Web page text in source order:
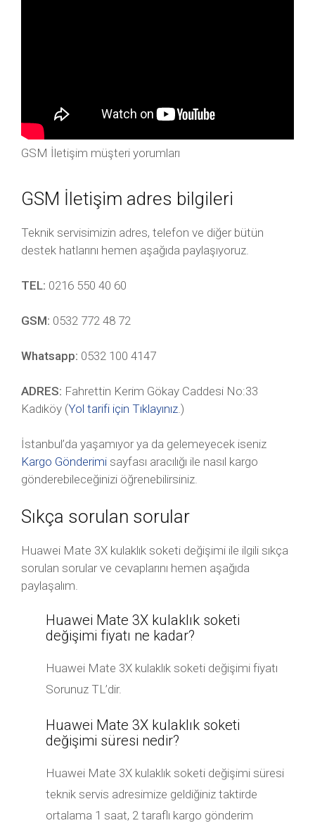
GSM İletişim müşteri yorumları
GSM İletişim adres bilgileri
Teknik servisimizin adres, telefon ve diğer bütün
destek hatlarını hemen aşağıda paylaşıyoruz.
TEL: 0216 550 40 60
GSM: 0532 772 48 72
Whatsapp: 0532 100 4147
ADRES: Fahrettin Kerim Gökay Caddesi No:33
Kadıköy (Yol tarifi için Tıklayınız.)
İstanbul’da yaşamıyor ya da gelemeyecek iseniz
Kargo Gönderimi sayfası aracılığı ile nasıl kargo
gönderebileceğinizi öğrenebilirsiniz.
Sıkça sorulan sorular
Huawei Mate 3X kulaklık soketi değişimi ile ilgili sıkça
sorulan sorular ve cevaplarını hemen aşağıda
paylaşalım.
Huawei Mate 3X kulaklık soketi
değişimi fiyatı ne kadar?
Huawei Mate 3X kulaklık soketi değişimi fiyatı
Sorunuz TL’dir.
Huawei Mate 3X kulaklık soketi
değişimi süresi nedir?
Huawei Mate 3X kulaklık soketi değişimi süresi
teknik servis adresimize geldiğiniz taktirde
ortalama 1 saat, 2 taraflı kargo gönderim